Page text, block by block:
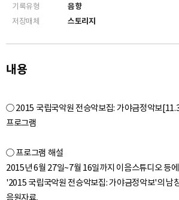
기록유형
음향
저장매체
스토리지
내용
○ 2015 국립국악원 전승악보집: 가야금정악보
프로그램
○ 프로그램 해설
2015년 6월 27일~7월 16일까지 이음스튜디오 등
'2015 국립국악원 전승악보집: 가야금정악보'의 남